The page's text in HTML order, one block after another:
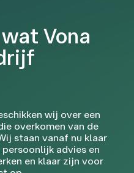
Vona
wij over een
overkomen van de
staan vanaf nu klaar
advies en
en klaar zijn voor